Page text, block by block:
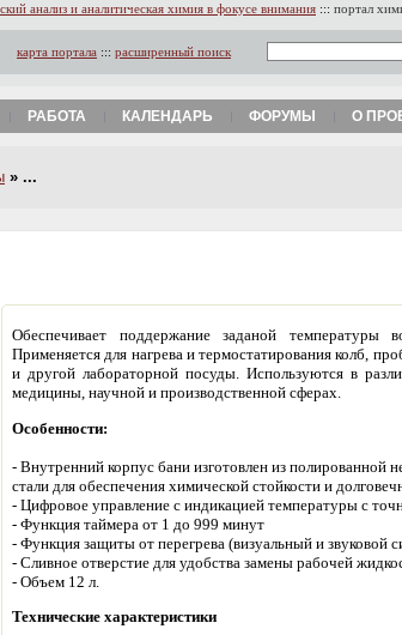
анализ и аналитическая химия в фокусе внимания ::: портал
карта портала ::: расширенный поиск
РАБОТА КАЛЕНДАРЬ ФОРУМЫ О
» ...
Обеспечивает поддержание заданой температуры
Применяется для нагрева и термостатирования колб,
и другой лабораторной посуды. Используются в
медицины, научной и производственной сферах.
Особенности:
- Внутренний корпус бани изготовлен из полированной
стали для обеспечения химической стойкости и
- Цифровое управление с индикацией температуры с
- Функция таймера от 1 до 999 минут
- Функция защиты от перегрева (визуальный и звуковой
- Сливное отверстие для удобства замены рабочей
- Объем 12 л.
Технические характеристики